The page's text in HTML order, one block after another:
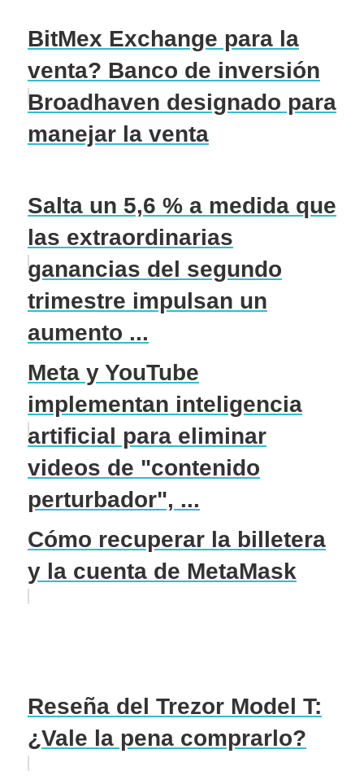
BitMex Exchange para la
venta? Banco de inversión
Broadhaven designado para
manejar la venta
Salta un 5,6 % a medida que
las extraordinarias
ganancias del segundo
trimestre impulsan un
aumento ...
Meta y YouTube
implementan inteligencia
artificial para eliminar
videos de "contenido
perturbador", ...
Cómo recuperar la billetera
y la cuenta de MetaMask
Reseña del Trezor Model T:
¿Vale la pena comprarlo?